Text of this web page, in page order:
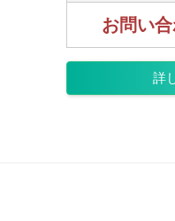
お問い合
詳